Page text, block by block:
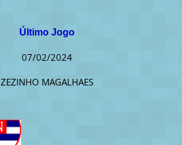
Último Jogo
07/02/2024
ZEZINHO MAGALHAES